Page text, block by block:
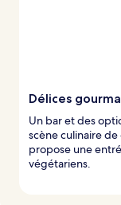
Délices
Un bar et des
scène culinaire
propose une
végétariens.